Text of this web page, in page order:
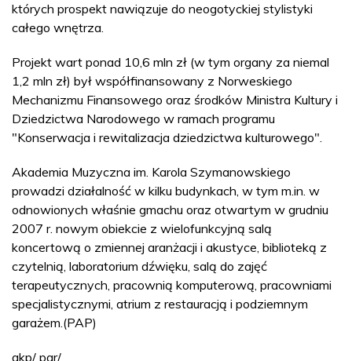
których prospekt nawiązuje do neogotyckiej stylistyki
całego wnętrza.
Projekt wart ponad 10,6 mln zł (w tym organy za niemal
1,2 mln zł) był współfinansowany z Norweskiego
Mechanizmu Finansowego oraz środków Ministra Kultury i
Dziedzictwa Narodowego w ramach programu
"Konserwacja i rewitalizacja dziedzictwa kulturowego".
Akademia Muzyczna im. Karola Szymanowskiego
prowadzi działalność w kilku budynkach, w tym m.in. w
odnowionych właśnie gmachu oraz otwartym w grudniu
2007 r. nowym obiekcie z wielofunkcyjną salą
koncertową o zmiennej aranżacji i akustyce, biblioteką z
czytelnią, laboratorium dźwięku, salą do zajęć
terapeutycznych, pracownią komputerową, pracowniami
specjalistycznymi, atrium z restauracją i podziemnym
garażem.(PAP)
akp/ par/